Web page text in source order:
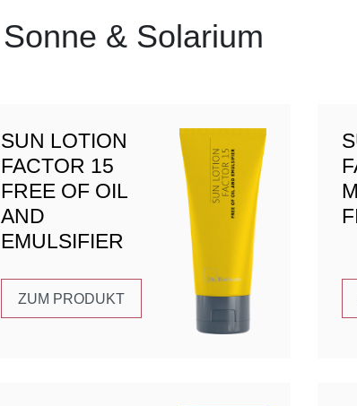
Sonne & Solarium
SUN LOTION
FACTOR 15
FREE OF OIL
AND
EMULSIFIER
ZUM PRODUKT